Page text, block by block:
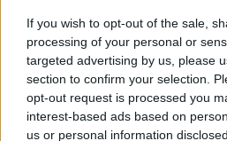
If you wish to opt-out of the sale,
processing of your personal or
targeted advertising by us, please
section to confirm your selection.
opt-out request is processed you
interest-based ads based on
us or personal information
com vitória do francês Luca Van
Castelo Branco: “Bienal
promete afirmar artesanato,
“motores de desenvolvimento
município português